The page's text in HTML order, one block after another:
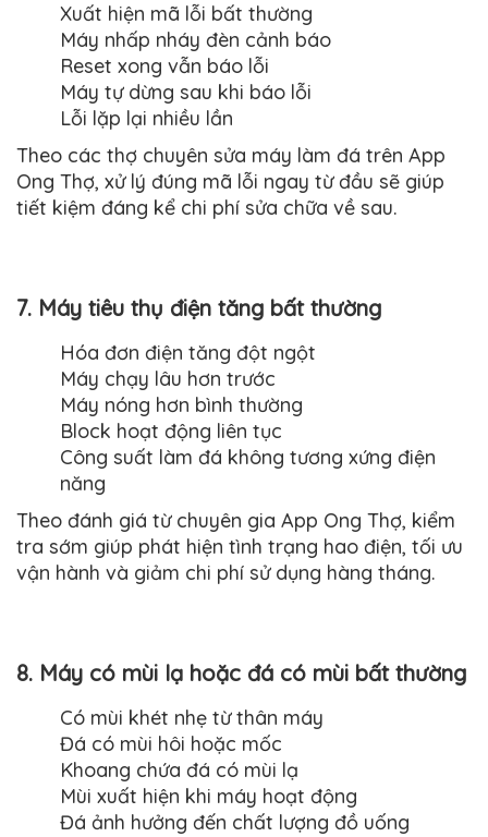
Xuất hiện mã lỗi bất thường
Máy nhấp nháy đèn cảnh báo
Reset xong vẫn báo lỗi
Máy tự dừng sau khi báo lỗi
Lỗi lặp lại nhiều lần
Theo các thợ chuyên sửa máy làm đá trên App
Ong Thợ, xử lý đúng mã lỗi ngay từ đầu sẽ giúp
tiết kiệm đáng kể chi phí sửa chữa về sau.
7. Máy tiêu thụ điện tăng bất thường
Hóa đơn điện tăng đột ngột
Máy chạy lâu hơn trước
Máy nóng hơn bình thường
Block hoạt động liên tục
Công suất làm đá không tương xứng điện
năng
Theo đánh giá từ chuyên gia App Ong Thợ, kiểm
tra sớm giúp phát hiện tình trạng hao điện, tối ưu
vận hành và giảm chi phí sử dụng hàng tháng.
8. Máy có mùi lạ hoặc đá có mùi bất thường
Có mùi khét nhẹ từ thân máy
Đá có mùi hôi hoặc mốc
Khoang chứa đá có mùi lạ
Mùi xuất hiện khi máy hoạt động
Đá ảnh hưởng đến chất lượng đồ uống